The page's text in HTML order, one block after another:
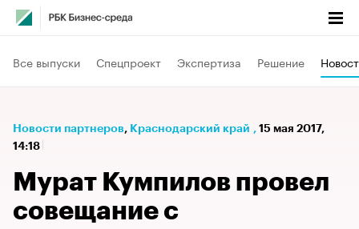
Все выпуски Спецпроект Экспертиза Решение
Новости партнеров⁠, Краснодарский край , 15 мая 2017,
14:18
Мурат Кумпилов провел
совещание с